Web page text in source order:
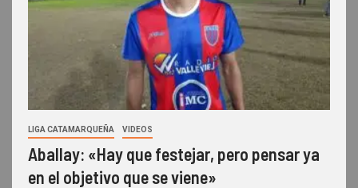
LIGA CATAMARQUEÑA VIDEOS
Aballay: «Hay que festejar, pero pensar ya
en el objetivo que se viene»